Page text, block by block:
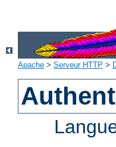
Apache > Serveur HTTP >